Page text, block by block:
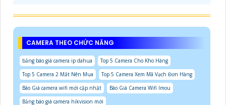
CAMERA THEO CHỨC NĂNG
bảng báo giá camera ip dahua
Top 5 Camera Cho Kho Hàng
Top 5 Camera 2 Mắt Nên Mua
Top 5 Camera Xem Mã Vạch Đơn Hàng
Báo Giá camera wifi mới cập nhật
Báo Giá Camera Wifi Imou
Bảng báo giá camera hikvision mới